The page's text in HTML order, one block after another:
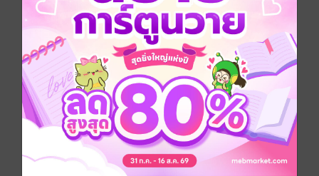
+++
"ตัวเล็กแค่นี้ ยังจะริอาจหนีอีก" เขาก้มลงมองวงพักตร์งามที่
เปรอะเปื้อนของนาง ดวงตาคมกริบของเขาทอประกาย
วาววับอย่างที่ไม่เคยเป็นมาก่อน
เขากระชับอ้อมแขนให้แน่นขึ้นอีกเล็กน้อย ก้มลงจนริม
ฝีปากแทบจะชิดใบหูของนาง แล้วกระซิบด้วยเสียงพร่าที่
ทรงพลังและอันตราย
"ดื้ออีกนิด พ่อจะจับกินให้สิ้นซาก"